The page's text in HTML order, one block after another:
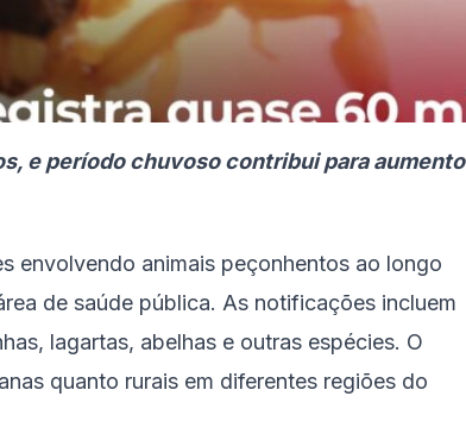
e período chuvoso contribui para aumento
envolvendo animais peçonhentos ao longo
de saúde pública. As notificações incluem
lagartas, abelhas e outras espécies. O
quanto rurais em diferentes regiões do